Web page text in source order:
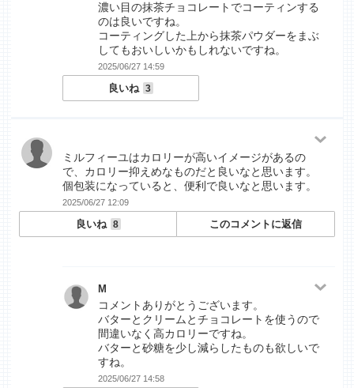
濃い目の抹茶チョコレートでコーティンする
のは良いですね。
コーティングした上から抹茶パウダーをまぶ
してもおいしいかもしれないですね。
2025/06/27 14:59
良いね 3
ミルフィーユはカロリーが高いイメージがあるの
で、カロリー抑えめなものだと良いなと思います。
個包装になっていると、便利で良いなと思います。
2025/06/27 12:09
良いね 8 このコメントに返信
M
コメントありがとうございます。
バターとクリームとチョコレートを使うので
間違いなく高カロリーですね。
バターと砂糖を少し減らしたものも欲しいで
すね。
2025/06/27 14:58